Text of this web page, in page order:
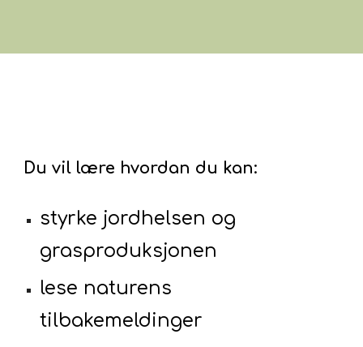
Du vil lære hvordan du kan:
styrke jordhelsen og
grasproduksjonen
lese naturens
tilbakemeldinger